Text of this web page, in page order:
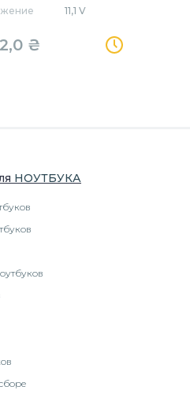
11,1 V
₴
НОУТБУКА